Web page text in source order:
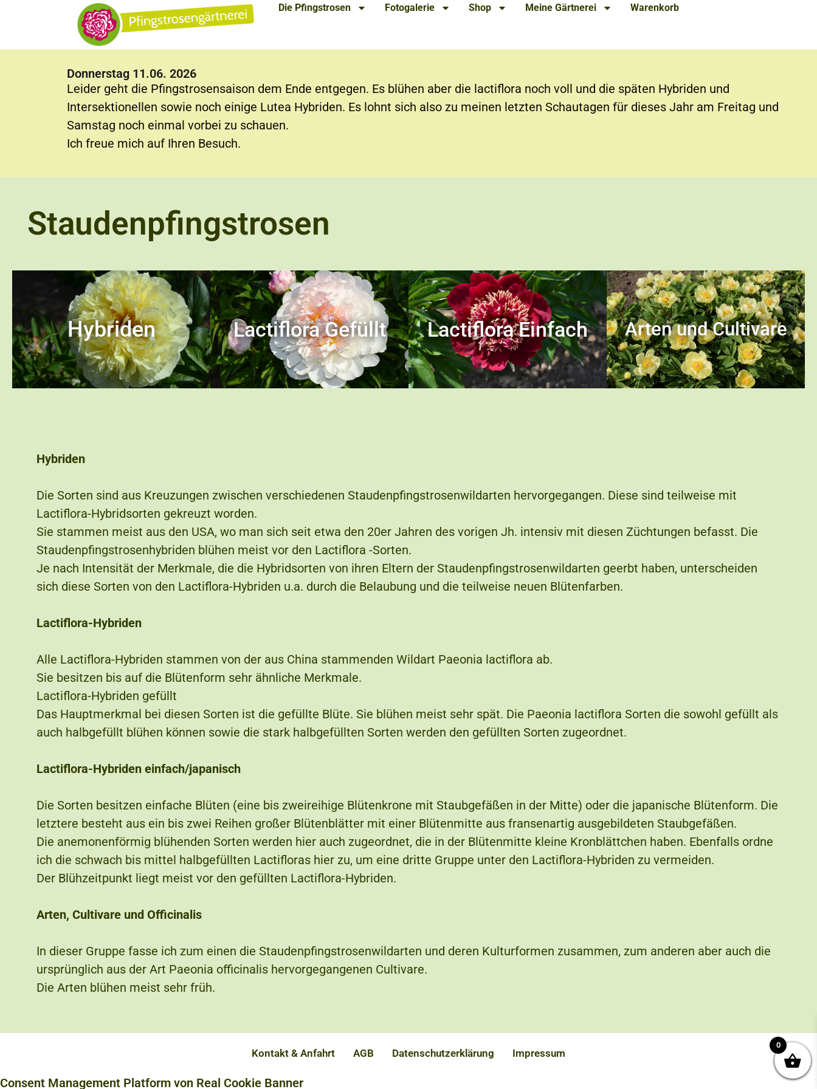
Die Pfingstrosen Fotogalerie Shop Meine Gärtnerei Warenkorb
Donnerstag 11.06. 2026
Leider geht die Pfingstrosensaison dem Ende entgegen. Es blühen aber die lactiflora noch voll und die späten Hybriden und
Intersektionellen sowie noch einige Lutea Hybriden. Es lohnt sich also zu meinen letzten Schautagen für dieses Jahr am Freitag und
Samstag noch einmal vorbei zu schauen.
Ich freue mich auf Ihren Besuch.
Staudenpfingstrosen
Hybriden Lactiflora Gefüllt Lactiflora Einfach Arten und Cultivare
Hybriden
Die Sorten sind aus Kreuzungen zwischen verschiedenen Staudenpfingstrosenwildarten hervorgegangen. Diese sind teilweise mit
Lactiflora-Hybridsorten gekreuzt worden.
Sie stammen meist aus den USA, wo man sich seit etwa den 20er Jahren des vorigen Jh. intensiv mit diesen Züchtungen befasst. Die
Staudenpfingstrosenhybriden blühen meist vor den Lactiflora -Sorten.
Je nach Intensität der Merkmale, die die Hybridsorten von ihren Eltern der Staudenpfingstrosenwildarten geerbt haben, unterscheiden
sich diese Sorten von den Lactiflora-Hybriden u.a. durch die Belaubung und die teilweise neuen Blütenfarben.
Lactiflora-Hybriden
Alle Lactiflora-Hybriden stammen von der aus China stammenden Wildart Paeonia lactiflora ab.
Sie besitzen bis auf die Blütenform sehr ähnliche Merkmale.
Lactiflora-Hybriden gefüllt
Das Hauptmerkmal bei diesen Sorten ist die gefüllte Blüte. Sie blühen meist sehr spät. Die Paeonia lactiflora Sorten die sowohl gefüllt als
auch halbgefüllt blühen können sowie die stark halbgefüllten Sorten werden den gefüllten Sorten zugeordnet.
Lactiflora-Hybriden einfach/japanisch
Die Sorten besitzen einfache Blüten (eine bis zweireihige Blütenkrone mit Staubgefäßen in der Mitte) oder die japanische Blütenform. Die
letztere besteht aus ein bis zwei Reihen großer Blütenblätter mit einer Blütenmitte aus fransenartig ausgebildeten Staubgefäßen.
Die anemonenförmig blühenden Sorten werden hier auch zugeordnet, die in der Blütenmitte kleine Kronblättchen haben. Ebenfalls ordne
ich die schwach bis mittel halbgefüllten Lactifloras hier zu, um eine dritte Gruppe unter den Lactiflora-Hybriden zu vermeiden.
Der Blühzeitpunkt liegt meist vor den gefüllten Lactiflora-Hybriden.
Arten, Cultivare und Officinalis
In dieser Gruppe fasse ich zum einen die Staudenpfingstrosenwildarten und deren Kulturformen zusammen, zum anderen aber auch die
ursprünglich aus der Art Paeonia officinalis hervorgegangenen Cultivare.
Die Arten blühen meist sehr früh.
Kontakt & Anfahrt AGB Datenschutzerklärung Impressum
0
Consent Management Platform von Real Cookie Banner